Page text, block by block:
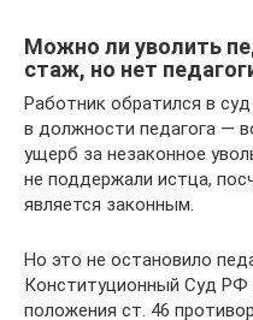
Можно ли уволить
стаж, но нет
Работник обратился в
в должности педагога —
ущерб за незаконное
не поддержали истца,
является законным.
Но это не остановило
Конституционный Суд РФ
положения ст. 46